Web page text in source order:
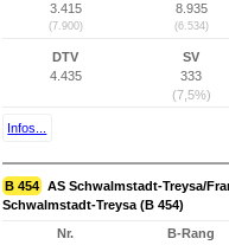
3.415
(7.900)
8.935
(6.534)
DTV
4.435
SV
333
(7,5%)
Infos...
B 454 AS Schwalmstadt-Treysa/
Schwalmstadt-Treysa (B 454)
Nr.
B-Rang